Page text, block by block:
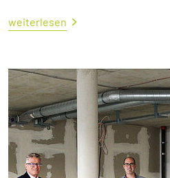
weiterlesen